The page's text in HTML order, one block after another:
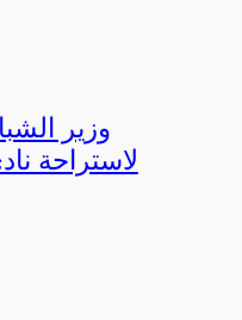
وزير
لاستراحة